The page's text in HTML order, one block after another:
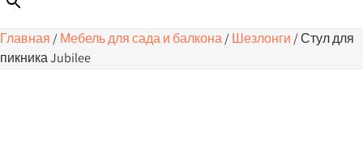
Главная /Мебель для сада и балкона/Шезлонги / Стул для
пикника Jubilee